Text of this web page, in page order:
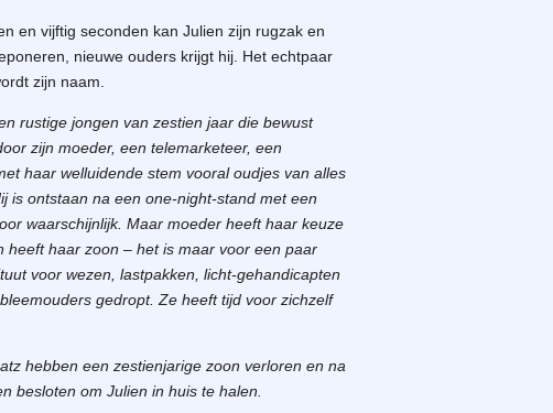
en vijftig seconden kan Julien zijn rugzak en
nieuwe ouders krijgt hij. Het echtpaar
zijn naam.
rustige jongen van zestien jaar die bewust
zijn moeder, een telemarketeer, een
haar welluidende stem vooral oudjes van alles
is ontstaan na een one-night-stand met een
waarschijnlijk. Maar moeder heeft haar keuze
heeft haar zoon – het is maar voor een paar
voor wezen, lastpakken, licht-gehandicapten
gedropt. Ze heeft tijd voor zichzelf
hebben een zestienjarige zoon verloren en na
besloten om Julien in huis te halen.